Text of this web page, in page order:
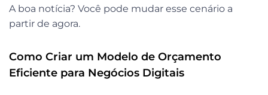
A boa notícia? Você pode mudar esse cenário a
partir de agora.
Como Criar um Modelo de Orçamento
Eficiente para Negócios Digitais